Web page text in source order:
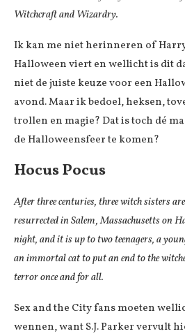
Witchcraft and Wizardry.
Ik kan me niet herinneren of
Halloween viert en wellicht is dit
niet de juiste keuze voor een
avond. Maar ik bedoel, heksen,
trollen en magie? Dat is toch dé
de Halloweensfeer te komen?
Hocus Pocus
After three centuries, three witch sisters are
resurrected in Salem, Massachusetts on
night, and it is up to two teenagers, a
an immortal cat to put an end to the
terror once and for all.
Sex and the City fans moeten
wennen, want S.J. Parker vervult